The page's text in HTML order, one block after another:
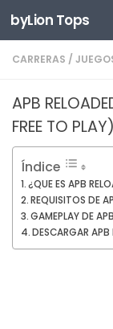
Saltar al
byLion Tops
CARRERAS /
APB
FREE TO PLAY)
Índice
¿QUE ES APB
REQUISITOS DE
GAMEPLAY DE
DESCARGAR APB